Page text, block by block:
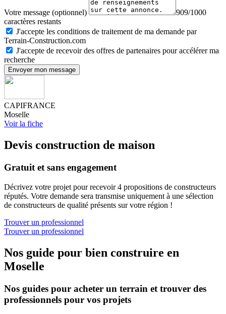
Votre message (optionnel)
909/1000
caractères restants
J'accepte les conditions de traitement de ma demande par
Terrain-Construction.com
J'accepte de recevoir des offres de partenaires pour accélérer ma
recherche
Envoyer mon message
CAPIFRANCE
Moselle
Voir la fiche
Devis construction de maison
Gratuit et sans engagement
Décrivez votre projet pour recevoir 4 propositions de constructeurs
réputés. Votre demande sera transmise uniquement à une sélection
de constructeurs de qualité présents sur votre région !
Trouver un professionnel
Trouver un professionnel
Nos guide pour bien construire en
Moselle
Nos guides pour acheter un terrain et trouver des
professionnels pour vos projets